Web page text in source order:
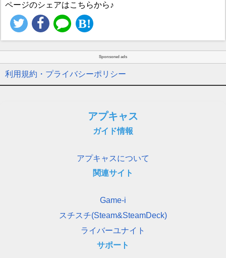
ページのシェアはこちらから♪
Sponsored ads
利用規約・プライバシーポリシー
アプキャス
ガイド情報
アプキャスについて
関連サイト
Game-i
スチスチ(Steam&SteamDeck)
ライバーユナイト
サポート